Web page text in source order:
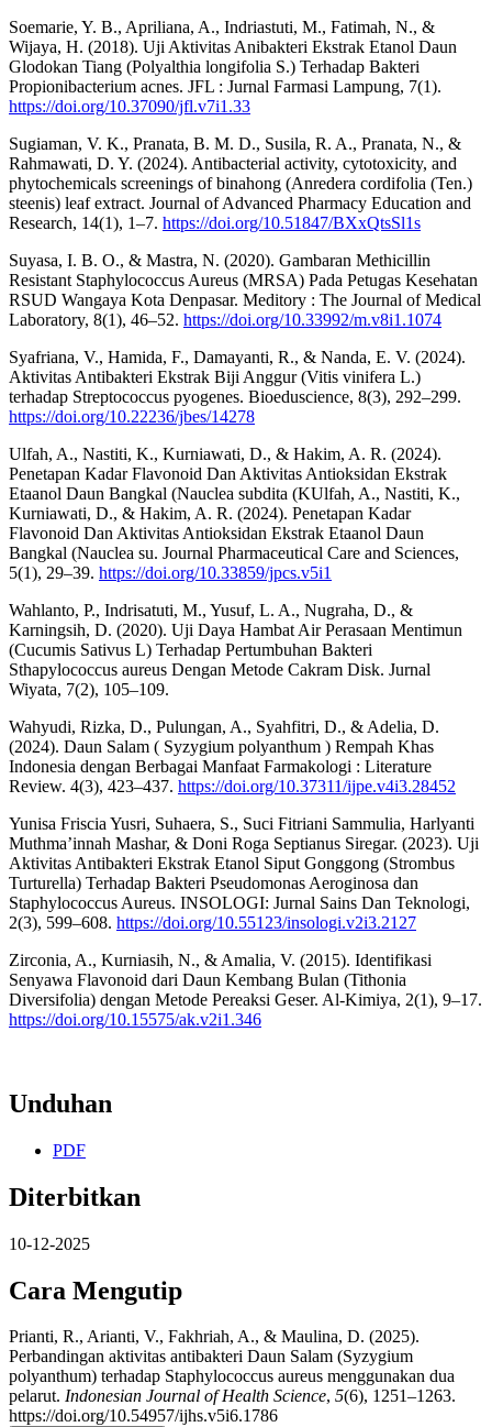
Soemarie, Y. B., Apriliana, A., Indriastuti, M., Fatimah, N., &
Wijaya, H. (2018). Uji Aktivitas Anibakteri Ekstrak Etanol Daun
Glodokan Tiang (Polyalthia longifolia S.) Terhadap Bakteri
Propionibacterium acnes. JFL : Jurnal Farmasi Lampung, 7(1).
https://doi.org/10.37090/jfl.v7i1.33
Sugiaman, V. K., Pranata, B. M. D., Susila, R. A., Pranata, N., &
Rahmawati, D. Y. (2024). Antibacterial activity, cytotoxicity, and
phytochemicals screenings of binahong (Anredera cordifolia (Ten.)
steenis) leaf extract. Journal of Advanced Pharmacy Education and
Research, 14(1), 1–7. https://doi.org/10.51847/BXxQtsSl1s
Suyasa, I. B. O., & Mastra, N. (2020). Gambaran Methicillin
Resistant Staphylococcus Aureus (MRSA) Pada Petugas Kesehatan
RSUD Wangaya Kota Denpasar. Meditory : The Journal of Medical
Laboratory, 8(1), 46–52. https://doi.org/10.33992/m.v8i1.1074
Syafriana, V., Hamida, F., Damayanti, R., & Nanda, E. V. (2024).
Aktivitas Antibakteri Ekstrak Biji Anggur (Vitis vinifera L.)
terhadap Streptococcus pyogenes. Bioeduscience, 8(3), 292–299.
https://doi.org/10.22236/jbes/14278
Ulfah, A., Nastiti, K., Kurniawati, D., & Hakim, A. R. (2024).
Penetapan Kadar Flavonoid Dan Aktivitas Antioksidan Ekstrak
Etaanol Daun Bangkal (Nauclea subdita (KUlfah, A., Nastiti, K.,
Kurniawati, D., & Hakim, A. R. (2024). Penetapan Kadar
Flavonoid Dan Aktivitas Antioksidan Ekstrak Etaanol Daun
Bangkal (Nauclea su. Journal Pharmaceutical Care and Sciences,
5(1), 29–39. https://doi.org/10.33859/jpcs.v5i1
Wahlanto, P., Indrisatuti, M., Yusuf, L. A., Nugraha, D., &
Karningsih, D. (2020). Uji Daya Hambat Air Perasaan Mentimun
(Cucumis Sativus L) Terhadap Pertumbuhan Bakteri
Sthapylococcus aureus Dengan Metode Cakram Disk. Jurnal
Wiyata, 7(2), 105–109.
Wahyudi, Rizka, D., Pulungan, A., Syahfitri, D., & Adelia, D.
(2024). Daun Salam ( Syzygium polyanthum ) Rempah Khas
Indonesia dengan Berbagai Manfaat Farmakologi : Literature
Review. 4(3), 423–437. https://doi.org/10.37311/ijpe.v4i3.28452
Yunisa Friscia Yusri, Suhaera, S., Suci Fitriani Sammulia, Harlyanti
Muthma’innah Mashar, & Doni Roga Septianus Siregar. (2023). Uji
Aktivitas Antibakteri Ekstrak Etanol Siput Gonggong (Strombus
Turturella) Terhadap Bakteri Pseudomonas Aeroginosa dan
Staphylococcus Aureus. INSOLOGI: Jurnal Sains Dan Teknologi,
2(3), 599–608. https://doi.org/10.55123/insologi.v2i3.2127
Zirconia, A., Kurniasih, N., & Amalia, V. (2015). Identifikasi
Senyawa Flavonoid dari Daun Kembang Bulan (Tithonia
Diversifolia) dengan Metode Pereaksi Geser. Al-Kimiya, 2(1), 9–17.
https://doi.org/10.15575/ak.v2i1.346
Unduhan
PDF
Diterbitkan
10-12-2025
Cara Mengutip
Prianti, R., Arianti, V., Fakhriah, A., & Maulina, D. (2025).
Perbandingan aktivitas antibakteri Daun Salam (Syzygium
polyanthum) terhadap Staphylococcus aureus menggunakan dua
pelarut. Indonesian Journal of Health Science, 5(6), 1251–1263.
https://doi.org/10.54957/ijhs.v5i6.1786